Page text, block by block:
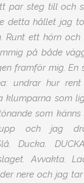
par steg till och
detta hållet jag
Runt ett hörn
på både
framför mig. En
undrar hur
klumparna som
som känns
och jag
Ducka.
Avvakta.
nere och jag